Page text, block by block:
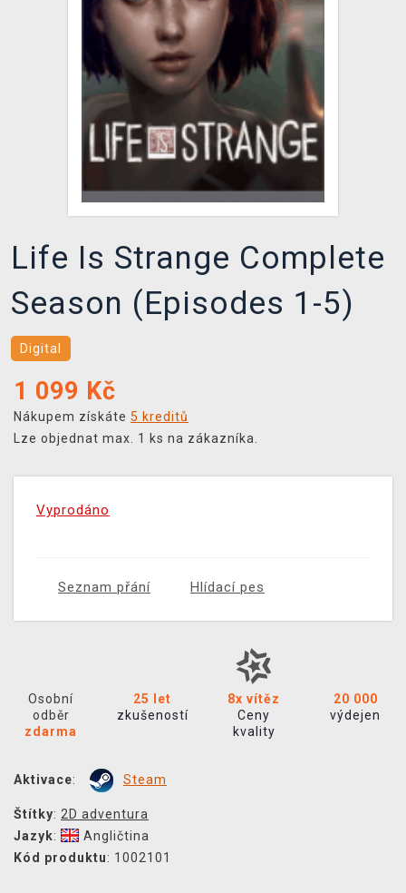
XZONE KLUB
TCG & BOARDGAME HUB
VÝKUP HER (BAZAR)
Life Is Strange Complete
Season (Episodes 1-5)
Digital
1 099 Kč
Nákupem získáte 5 kreditů
Lze objednat max. 1 ks na zákazníka.
Vyprodáno
Seznam přání Hlídací pes
Osobní
odběr
zdarma
25 let
zkušeností
8x vítěz
Ceny
kvality
20 000
výdejen
Aktivace: Steam
Štítky: 2D adventura
Jazyk:
Angličtina
Kód produktu: 1002101